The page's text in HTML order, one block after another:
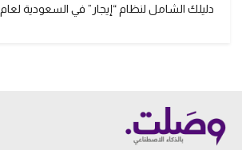
دليلك الشامل لنظام “إيجار” في السعودية لعام 2026